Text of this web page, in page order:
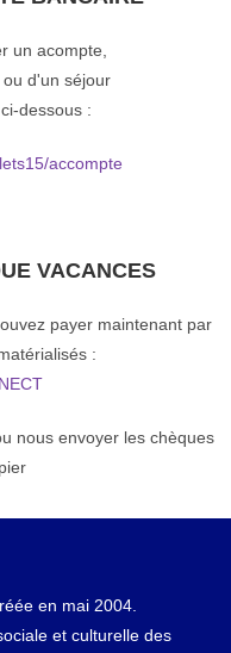
un acompte,
d'un séjour
dessous :
accompte
VACANCES
payer maintenant par
:
nous envoyer les chèques
en mai 2004.
et culturelle des